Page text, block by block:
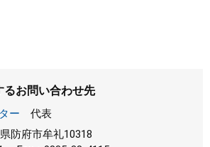
るお問い合わせ先
ー
代表
防府市牟礼10318